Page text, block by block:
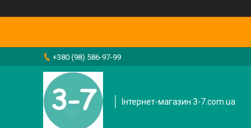
+380 (98) 586-97-99
Інтернет-магазин 3-7.com.ua